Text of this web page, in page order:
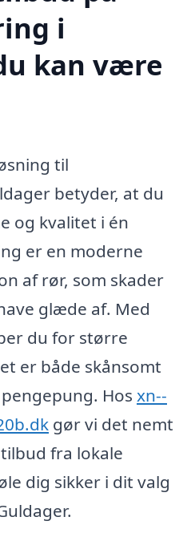
i
kan være
til
betyder, at du
og kvalitet i én
er en moderne
af rør, som skader
glæde af. Med
du for større
er både skånsomt
Hos xn--
gør vi det nemt
fra lokale
dig sikker i dit valg